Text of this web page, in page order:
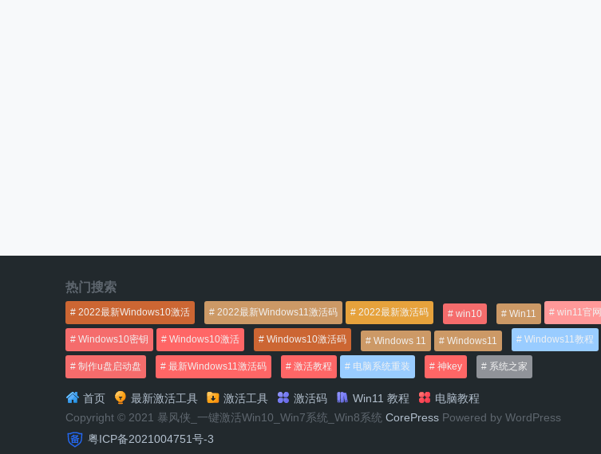
热门搜索
2022最新Windows10激活 2022最新Windows11激活码 2022最新激活码 win10 Win11 win11官网
Windows10密钥 Windows10激活 Windows10激活码 Windows 11 Windows11 Windows11教程
制作u盘启动盘 最新Windows11激活码 激活教程 电脑系统重装 神key 系统之家
首页 最新激活工具 激活工具 激活码 Win11 教程
电脑教程
Copyright © 2021 暴风侠_一键激活Win10_Win7系统_Win8系统 CorePress Powered by WordPress
粤ICP备2021004751号-3